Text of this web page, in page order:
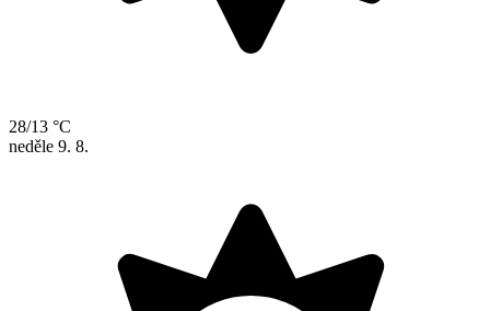
28/13 °C
neděle 9. 8.